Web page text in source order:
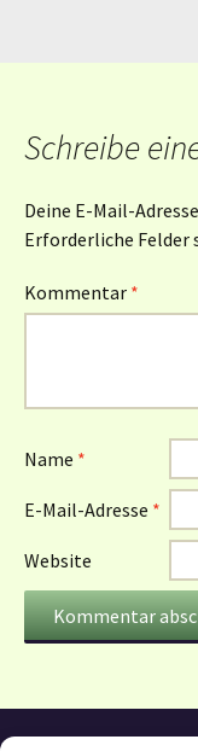
Schreibe
Deine E-Mail-
Erforderliche Felder
Kommentar *
Name *
E-Mail-Adresse *
Website